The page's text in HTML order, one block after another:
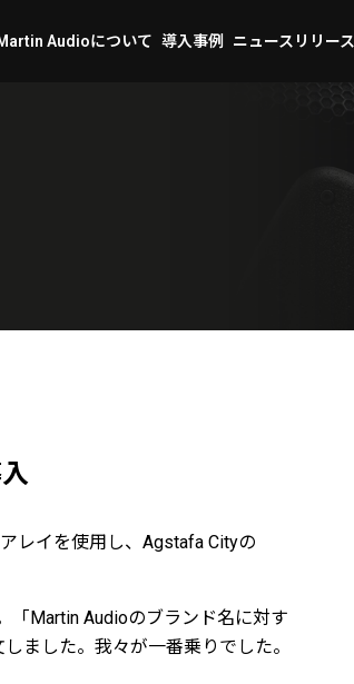
Audioについて 導入事例 ニュースリリース
レイを使用し、Agstafa Cityの
「Martin Audioのブランド名に対す
ました。我々が一番乗りでした。